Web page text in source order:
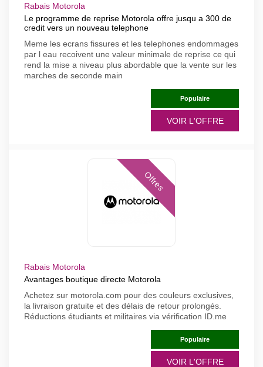
Rabais Motorola
Le programme de reprise Motorola offre jusqu a 300 de
credit vers un nouveau telephone
Meme les ecrans fissures et les telephones endommages
par l eau recoivent une valeur minimale de reprise ce qui
rend la mise a niveau plus abordable que la vente sur les
marches de seconde main
Populaire
VOIR L'OFFRE
Offres
Rabais Motorola
Avantages boutique directe Motorola
Achetez sur motorola.com pour des couleurs exclusives,
la livraison gratuite et des délais de retour prolongés.
Réductions étudiants et militaires via vérification ID.me
Populaire
VOIR L'OFFRE